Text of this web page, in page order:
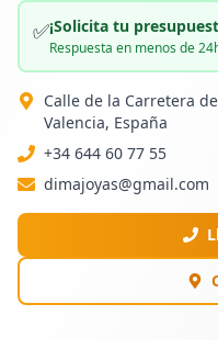
✅¡Solicita tu
Respuesta en menos de
Calle de la Carretera
Valencia, España
+34 644 60 77 55
dimajoyas@gmail.com